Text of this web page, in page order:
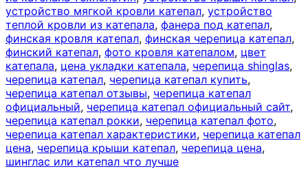
устройство мягкой кровли катепал, устройство
теплой кровли из катепала, фанера под катепал,
финская кровля катепал, финская черепица катепал,
финский катепал, фото кровля катепалом, цвет
катепала, цена укладки катепала, черепица shinglas,
черепица катепал, черепица катепал купить,
черепица катепал отзывы, черепица катепал
официальный, черепица катепал официальный сайт,
черепица катепал рокки, черепица катепал фото,
черепица катепал характеристики, черепица катепал
цена, черепица крыши катепал, черепица цена,
шинглас или катепал что лучше